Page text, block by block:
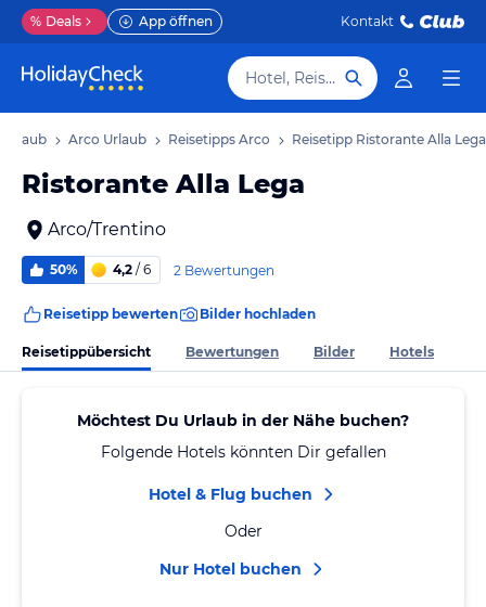
% Deals App öffnen Kontakt
Hotel, Reiseziel
Arco Urlaub Reisetipps Arco Reisetipp Ristorante Alla Lega
Ristorante Alla Lega
Arco/Trentino
50% 4,2 / 6 2 Bewertungen
Reisetipp bewerten Bilder hochladen
Reisetippübersicht Bewertungen Bilder Hotels
Möchtest Du Urlaub in der Nähe buchen?
Folgende Hotels könnten Dir gefallen
Hotel & Flug buchen
Oder
Nur Hotel buchen